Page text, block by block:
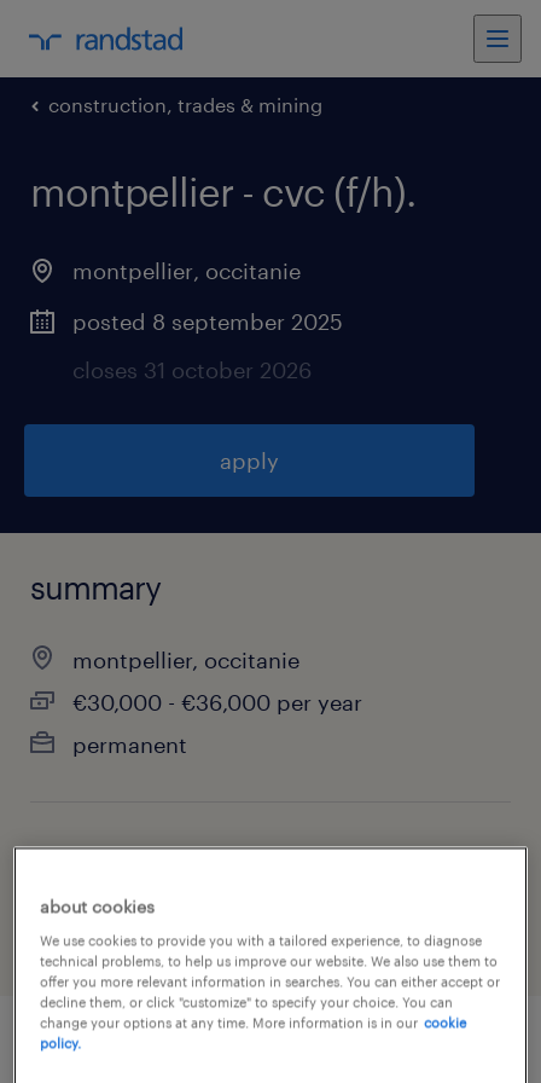
construction, trades & mining
montpellier - cvc (f/h).
montpellier, occitanie
posted 8 september 2025
closes 31 october 2026
apply
summary
montpellier, occitanie
€30,000 - €36,000 per year
permanent
job category
construction, trades & mining
about cookies
We use cookies to provide you with a tailored experience, to diagnose
technical problems, to help us improve our website. We also use them to
offer you more relevant information in searches. You can either accept or
decline them, or click "customize" to specify your choice. You can
change your options at any time. More information is in our cookie
policy.